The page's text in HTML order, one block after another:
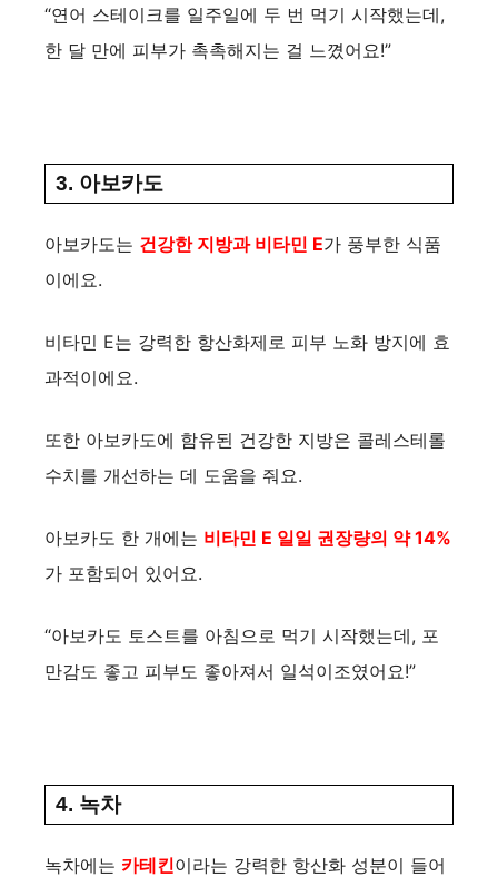
“연어 스테이크를 일주일에 두 번 먹기 시작했는데,
한 달 만에 피부가 촉촉해지는 걸 느꼈어요!”
3. 아보카도
아보카도는 건강한 지방과 비타민 E가 풍부한 식품
이에요.
비타민 E는 강력한 항산화제로 피부 노화 방지에 효
과적이에요.
또한 아보카도에 함유된 건강한 지방은 콜레스테롤
수치를 개선하는 데 도움을 줘요.
아보카도 한 개에는 비타민 E 일일 권장량의 약 14%
가 포함되어 있어요.
“아보카도 토스트를 아침으로 먹기 시작했는데, 포
만감도 좋고 피부도 좋아져서 일석이조였어요!”
4. 녹차
녹차에는 카테킨이라는 강력한 항산화 성분이 들어